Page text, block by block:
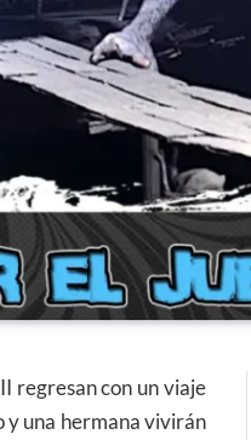
regresan con un viaje
y una hermana vivirán